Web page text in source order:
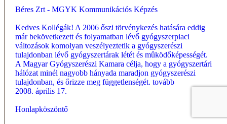
Béres Zrt - MGYK Kommunikációs Képzés
Kedves Kollégák! A 2006 őszi törvénykezés hatására eddig
már bekövetkezett és folyamatban lévő gyógyszerpiaci
változások komolyan veszélyeztetik a gyógyszerészi
tulajdonban lévő gyógyszertárak létét és mûködőképességét.
A Magyar Gyógyszerészi Kamara célja, hogy a gyógyszertári
hálózat minél nagyobb hányada maradjon gyógyszerészi
tulajdonban, és őrizze meg függetlenségét. tovább
2008. április 17.
Honlapköszöntő